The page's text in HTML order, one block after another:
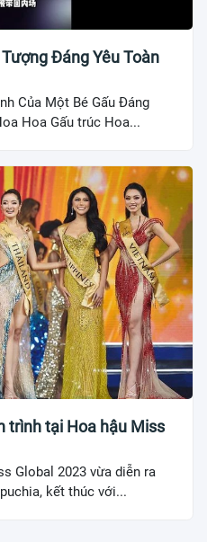
Đáng Yêu Toàn
Của Một Bé Gấu Đáng
Hoa Gấu trúc Hoa...
trình tại Hoa hậu Miss
Global 2023 vừa diễn ra
kết thúc với...